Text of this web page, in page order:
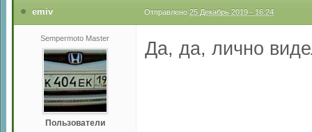
emiv Отправлено 25 Декабрь 2019 - 16:24
Sempermoto Master
Пользователи
Да, да, лично